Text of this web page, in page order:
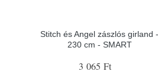
Stitch és Angel zászlós girland -
230 cm - SMART
3 065 Ft